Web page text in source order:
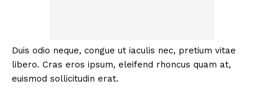
Duis odio neque, congue ut iaculis nec, pretium vitae
libero. Cras eros ipsum, eleifend rhoncus quam at,
euismod sollicitudin erat.